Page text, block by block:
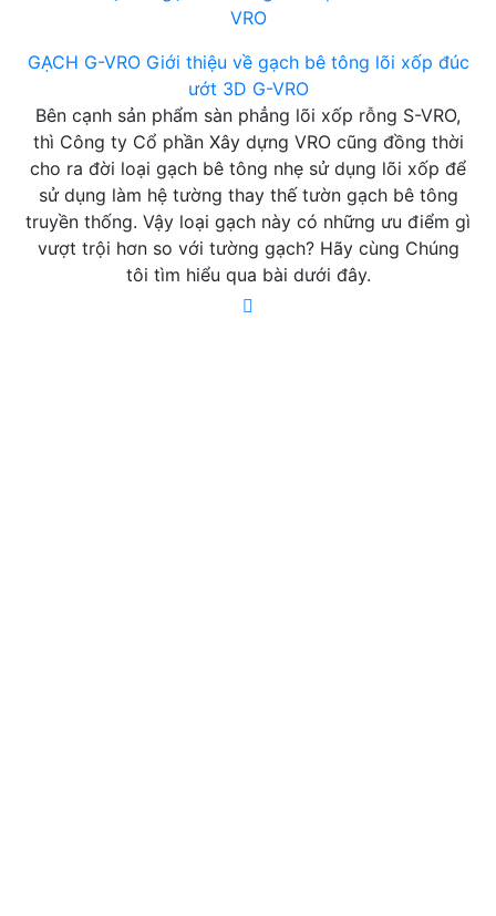
GẠCH G-VRO Giới thiệu về gạch bê tông lõi xốp đúc
ướt 3D G-VRO
Bên cạnh sản phẩm sàn phẳng lõi xốp rỗng S-VRO,
thì Công ty Cổ phần Xây dựng VRO cũng đồng thời
cho ra đời loại gạch bê tông nhẹ sử dụng lõi xốp để
sử dụng làm hệ tường thay thế tườn gạch bê tông
truyền thống. Vậy loại gạch này có những ưu điểm gì
vượt trội hơn so với tường gạch? Hãy cùng Chúng
tôi tìm hiểu qua bài dưới đây.